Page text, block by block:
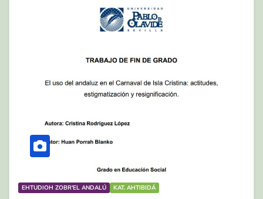
EHTUDIOH ZOBR'EL ANDALÚ KAT. AHTIBIDÁ